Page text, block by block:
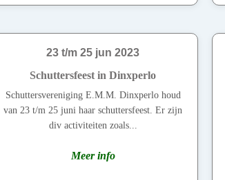
23 t/m 25 jun 2023
Schuttersfeest in Dinxperlo
Schuttersvereniging E.M.M. Dinxperlo houd
van 23 t/m 25 juni haar schuttersfeest. Er zijn
div activiteiten zoals...
Meer info